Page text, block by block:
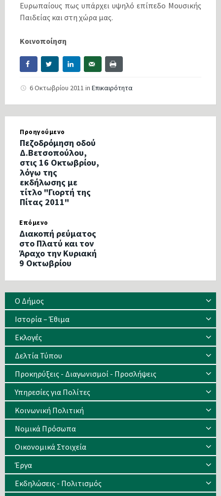
Ευρωπαίους πως υπάρχει υψηλό επίπεδο Μουσικής
Παιδείας και στη χώρα μας.
Κοινοποίηση
6 Οκτωβρίου 2011 in Επικαιρότητα
Προηγούμενο
Πεζοδρόμηση οδού
Δ.Βετσοπούλου,
στις 16 Οκτωβρίου,
λόγω της
εκδήλωσης με
τίτλο "Γιορτή της
Πίτας 2011"
Επόμενο
Διακοπή ρεύματος
στο Πλατύ και τον
Άραχο την Κυριακή
9 Οκτωβρίου
Ο Δήμος
Ιστορία – Έθιμα
Eκλογές
Δελτία Τύπου
Προκηρύξεις - Διαγωνισμοί - Προσλήψεις
Υπηρεσίες για Πολίτες
Κοινωνική Πολιτική
Νομικά Πρόσωπα
Οικονομικά Στοιχεία
Έργα
Εκδηλώσεις - Πολιτισμός